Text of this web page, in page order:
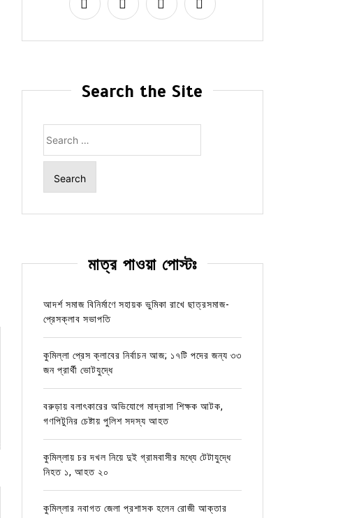
Search the Site
for:
মাত্র পাওয়া পোস্টঃ
আদর্শ সমাজ বিনির্মাণে সহায়ক ভুমিকা রাখে ছাত্রসমাজ-
প্রেসক্লাব সভাপতি
কুমিল্লা প্রেস ক্লাবের নির্বাচন আজ; ১৭টি পদের জন্য ৩৩
জন প্রার্থী ভোটযুদ্ধে
বরুড়ায় বলাৎকারের অভিযোগে মাদ্রাসা শিক্ষক আটক,
গণপিটুনির চেষ্টায় পুলিশ সদস্য আহত
কুমিল্লায় চর দখল নিয়ে দুই গ্রামবাসীর মধ্যে টেটাযুদ্ধে
নিহত ১, আহত ২০
কুমিল্লার নবাগত জেলা প্রশাসক হলেন রোজী আক্তার